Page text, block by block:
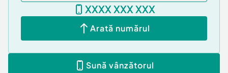
XXXX XXX XXX
Arată numărul
Sună vânzătorul